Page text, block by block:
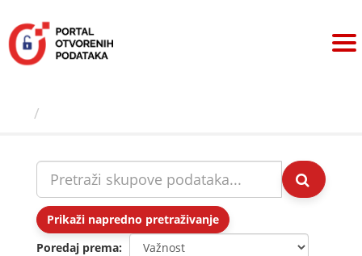
sadržaj
Prikaži napredno pretraživanje
Poredaj prema